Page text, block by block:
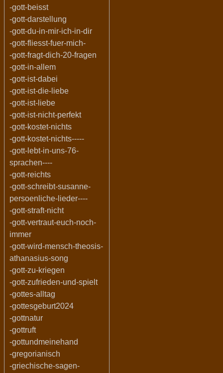
-gott-beisst
-gott-darstellung
-gott-du-in-mir-ich-in-dir
-gott-fliesst-fuer-mich-
-gott-fragt-dich-20-fragen
-gott-in-allem
-gott-ist-dabei
-gott-ist-die-liebe
-gott-ist-liebe
-gott-ist-nicht-perfekt
-gott-kostet-nichts
-gott-kostet-nichts-----
-gott-lebt-in-uns-76-
sprachen----
-gott-reichts
-gott-schreibt-susanne-
persoenliche-lieder----
-gott-straft-nicht
-gott-vertraut-euch-noch-
immer
-gott-wird-mensch-theosis-
athanasius-song
-gott-zu-kriegen
-gott-zufrieden-und-spielt
-gottes-alltag
-gottesgeburt2024
-gottnatur
-gottruft
-gottundmeinehand
-gregorianisch
-griechische-sagen-